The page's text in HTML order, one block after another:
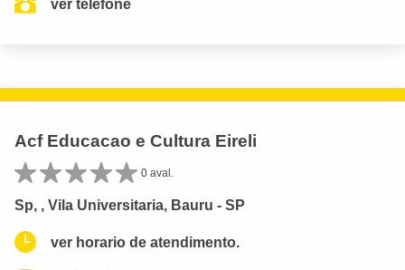
ver telefone
Acf Educacao e Cultura Eireli
0 aval.
Sp, , Vila Universitaria, Bauru - SP
ver horario de atendimento.